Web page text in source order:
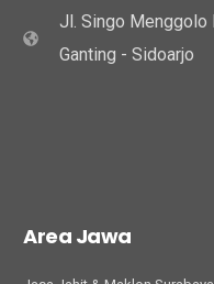
Jl. Singo Menggolo
Ganting - Sidoarjo
Area Jawa